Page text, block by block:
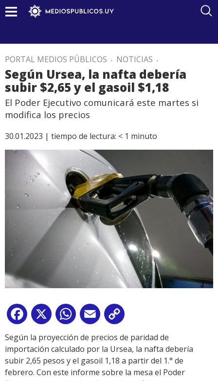
PORTAL MEDIOS PÚBLICOS . NOTICIAS .
Según Ursea, la nafta debería
subir $2,65 y el gasoil $1,18
El Poder Ejecutivo comunicará este martes si
modifica los precios
30.01.2023 | tiempo de lectura: < 1 minuto
Facebook
X WhatsApp
Email
Link
Según la proyección de precios de paridad de
importación calculado por la Ursea, la nafta debería
subir 2,65 pesos y el gasoil 1,18 a partir del 1.° de
febrero. Con este informe sobre la mesa el Poder